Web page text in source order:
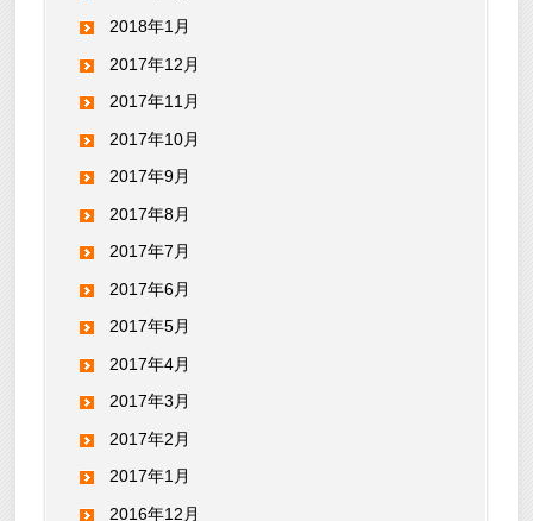
2018年1月
2017年12月
2017年11月
2017年10月
2017年9月
2017年8月
2017年7月
2017年6月
2017年5月
2017年4月
2017年3月
2017年2月
2017年1月
2016年12月